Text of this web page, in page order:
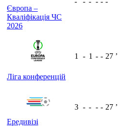
Європа –
Кваліфікація ЧС
2026
Ліга конференцій
1 - 1 - - 27 ʼ
Ередивізі
3 - - - - 27 ʼ